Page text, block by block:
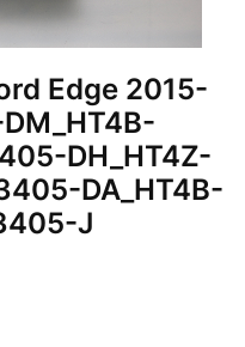
Edge 2015-
DH_HT4Z-
DA_HT4B-
J